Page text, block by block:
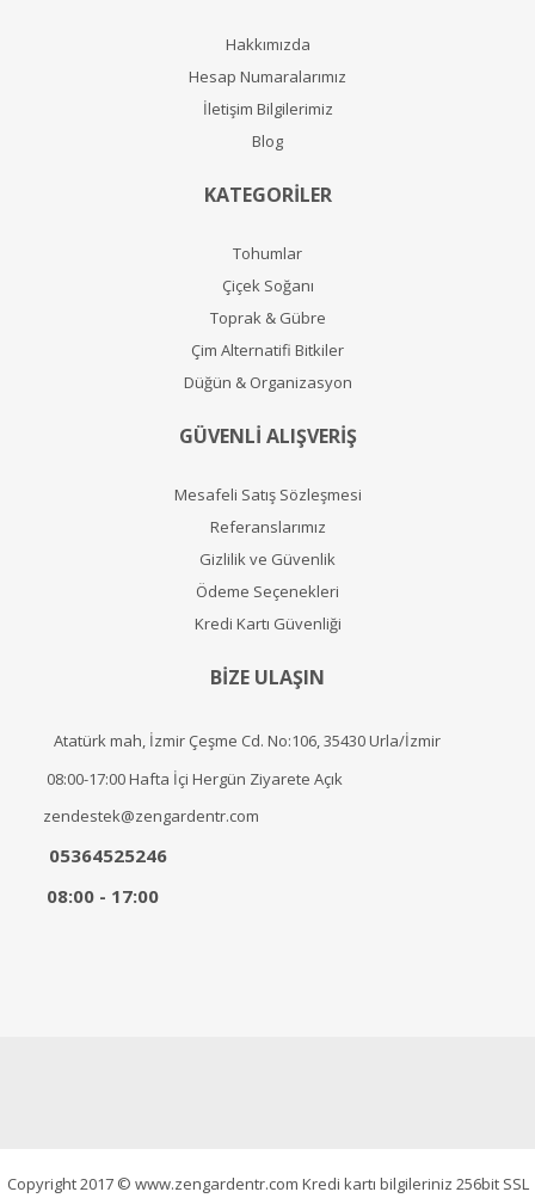
Hakkımızda
Hesap Numaralarımız
İletişim Bilgilerimiz
Blog
KATEGORİLER
Tohumlar
Çiçek Soğanı
Toprak & Gübre
Çim Alternatifi Bitkiler
Düğün & Organizasyon
GÜVENLİ ALIŞVERİŞ
Mesafeli Satış Sözleşmesi
Referanslarımız
Gizlilik ve Güvenlik
Ödeme Seçenekleri
Kredi Kartı Güvenliği
BİZE ULAŞIN
Atatürk mah, İzmir Çeşme Cd. No:106, 35430 Urla/İzmir
08:00-17:00 Hafta İçi Hergün Ziyarete Açık
zendestek@zengardentr.com
05364525246
08:00 - 17:00
Copyright 2017 © www.zengardentr.com Kredi kartı bilgileriniz 256bit SSL